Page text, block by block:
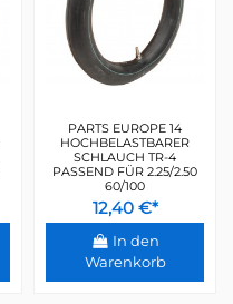
PARTS EUROPE 14
HOCHBELASTBARER
SCHLAUCH TR-4
PASSEND FÜR 2.25/2.50
60/100
12,40 €*
In den
Warenkorb